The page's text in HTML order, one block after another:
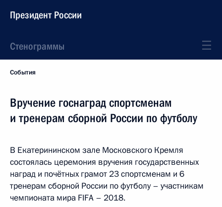
Президент России
Стенограммы
События
Вручение госнаград спортсменам
и тренерам сборной России по футболу
В Екатерининском зале Московского Кремля
состоялась церемония вручения государственных
наград и почётных грамот 23 спортсменам и 6
тренерам сборной России по футболу – участникам
чемпионата мира FIFA – 2018.